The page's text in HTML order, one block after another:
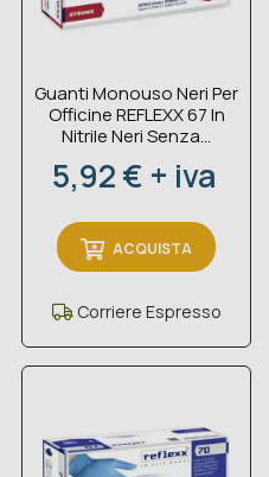
Guanti Monouso Neri Per
Officine REFLEXX 67 In
Nitrile Neri Senza...
Prezzo
5,92 € + iva
ACQUISTA
Corriere Espresso